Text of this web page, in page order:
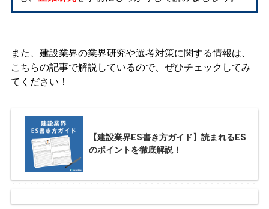
また、建設業界の業界研究や選考対策に関する情報は、
こちらの記事で解説しているので、ぜひチェックしてみ
てください！
【建設業界ES書き方ガイド】読まれるES
のポイントを徹底解説！